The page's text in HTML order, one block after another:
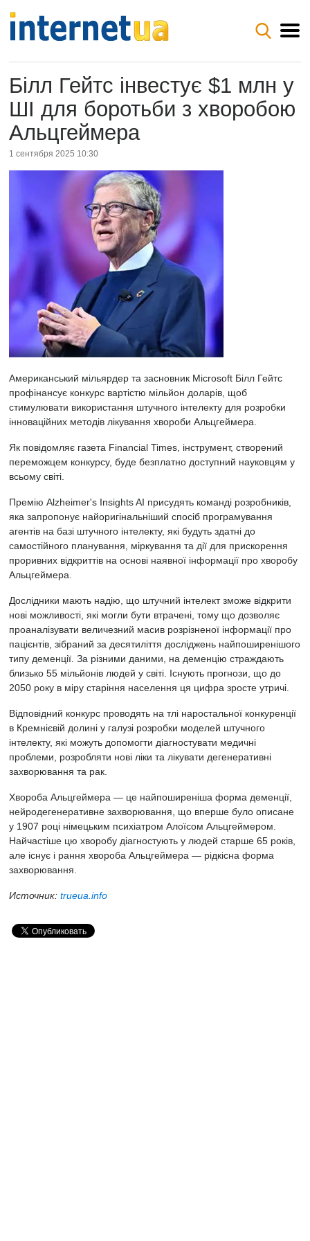
Білл Гейтс інвестує $1 млн у
ШІ для боротьби з хворобою
Альцгеймера
1 сентября 2025 10:30
Американський мільярдер та засновник Microsoft Білл Гейтс
профінансує конкурс вартістю мільйон доларів, щоб
стимулювати використання штучного інтелекту для розробки
інноваційних методів лікування хвороби Альцгеймера.
Як повідомляє газета Financial Times, інструмент, створений
переможцем конкурсу, буде безплатно доступний науковцям у
всьому світі.
Премію Alzheimer's Insights AI присудять команді розробників,
яка запропонує найоригінальніший спосіб програмування
агентів на базі штучного інтелекту, які будуть здатні до
самостійного планування, міркування та дії для прискорення
проривних відкриттів на основі наявної інформації про хворобу
Альцгеймера.
Дослідники мають надію, що штучний інтелект зможе відкрити
нові можливості, які могли бути втрачені, тому що дозволяє
проаналізувати величезний масив розрізненої інформації про
пацієнтів, зібраний за десятиліття досліджень найпоширенішого
типу деменції. За різними даними, на деменцію страждають
близько 55 мільйонів людей у світі. Існують прогнози, що до
2050 року в міру старіння населення ця цифра зросте утричі.
Відповідний конкурс проводять на тлі наростальної конкуренції
в Кремнієвій долині у галузі розробки моделей штучного
інтелекту, які можуть допомогти діагностувати медичні
проблеми, розробляти нові ліки та лікувати дегенеративні
захворювання та рак.
Хвороба Альцгеймера — це найпоширеніша форма деменції,
нейродегенеративне захворювання, що вперше було описане
у 1907 році німецьким психіатром Алоїсом Альцгеймером.
Найчастіше цю хворобу діагностують у людей старше 65 років,
але існує і рання хвороба Альцгеймера — рідкісна форма
захворювання.
Источник: trueua.info